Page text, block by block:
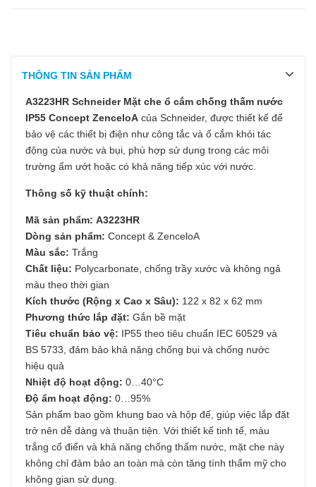
THÔNG TIN SẢN PHẨM
A3223HR Schneider Mặt che ổ cắm chống thấm nước
IP55 Concept ZenceloA của Schneider, được thiết kế để
bảo vệ các thiết bị điện như công tắc và ổ cắm khỏi tác
động của nước và bụi, phù hợp sử dụng trong các môi
trường ẩm ướt hoặc có khả năng tiếp xúc với nước.
Thông số kỹ thuật chính:
Mã sản phẩm: A3223HR
Dòng sản phẩm: Concept & ZenceloA
Màu sắc: Trắng
Chất liệu: Polycarbonate, chống trầy xước và không ngả
màu theo thời gian
Kích thước (Rộng x Cao x Sâu): 122 x 82 x 62 mm
Phương thức lắp đặt: Gắn bề mặt
Tiêu chuẩn bảo vệ: IP55 theo tiêu chuẩn IEC 60529 và
BS 5733, đảm bảo khả năng chống bụi và chống nước
hiệu quả
Nhiệt độ hoạt động: 0…40°C
Độ ẩm hoạt động: 0…95%
Sản phẩm bao gồm khung bao và hộp đế, giúp việc lắp đặt
trở nên dễ dàng và thuận tiện. Với thiết kế tinh tế, màu
trắng cổ điển và khả năng chống thấm nước, mặt che này
không chỉ đảm bảo an toàn mà còn tăng tính thẩm mỹ cho
không gian sử dụng.